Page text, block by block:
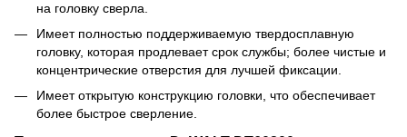
на головку сверла.
Имеет полностью поддерживаемую твердосплавную
головку, которая продлевает срок службы; более чистые и
концентрические отверстия для лучшей фиксации.
Имеет открытую конструкцию головки, что обеспечивает
более быстрое сверление.